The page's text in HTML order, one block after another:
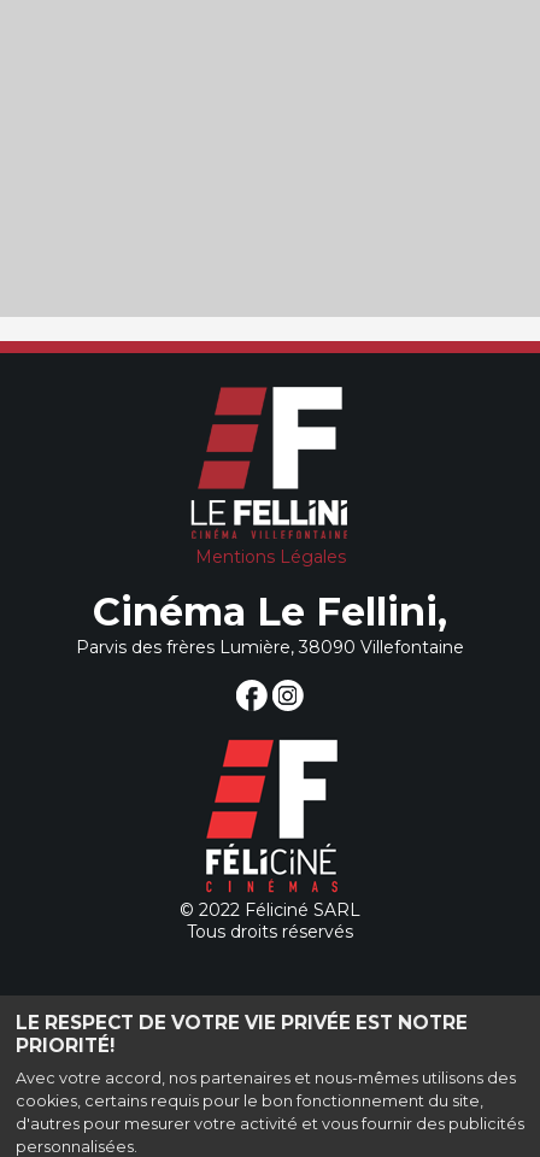
LE RESPECT DE VOTRE VIE PRIVÉE EST NOTRE
PRIORITÉ!
Avec votre accord, nos partenaires et nous-mêmes utilisons des
cookies, certains requis pour le bon fonctionnement du site,
d'autres pour mesurer votre activité et vous fournir des publicités
personnalisées.
Mentions Légales
Cinéma Le Fellini,
Parvis des frères Lumière, 38090 Villefontaine
© 2022 Féliciné SARL
Tous droits réservés
57 Parvis des Frères Lumière, 38090 Villefontaine
|Mentions légales|Contact| Tel : 04 74 90 72 75